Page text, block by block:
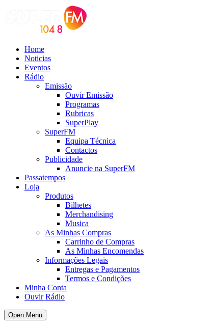
Home
Noticias
Eventos
Rádio
Emissão
Ouvir Emissão
Programas
Rubricas
SuperPlay
SuperFM
Equipa Técnica
Contactos
Publicidade
Anuncie na SuperFM
Passatempos
Loja
Produtos
Bilhetes
Merchandising
Musica
As Minhas Compras
Carrinho de Compras
As Minhas Encomendas
Informações Legais
Entregas e Pagamentos
Termos e Condições
Minha Conta
Ouvir Rádio
Open Menu